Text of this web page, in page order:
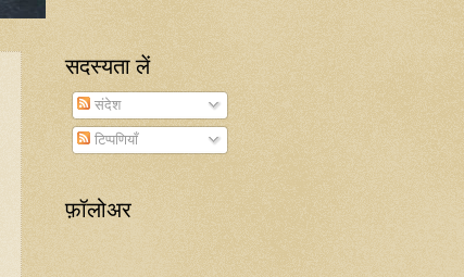
सदस्यता लें
संदेश
टिप्पणियाँ
फ़ॉलोअर